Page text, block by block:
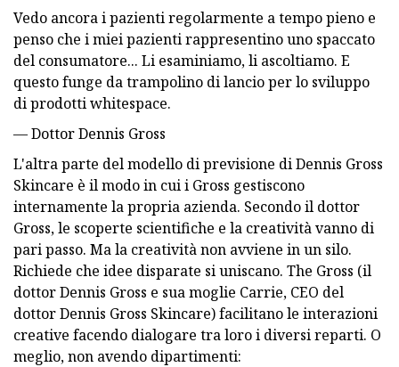
Vedo ancora i pazienti regolarmente a tempo pieno e
penso che i miei pazienti rappresentino uno spaccato
del consumatore... Li esaminiamo, li ascoltiamo. E
questo funge da trampolino di lancio per lo sviluppo
di prodotti whitespace.
— Dottor Dennis Gross
L'altra parte del modello di previsione di Dennis Gross
Skincare è il modo in cui i Gross gestiscono
internamente la propria azienda. Secondo il dottor
Gross, le scoperte scientifiche e la creatività vanno di
pari passo. Ma la creatività non avviene in un silo.
Richiede che idee disparate si uniscano. The Gross (il
dottor Dennis Gross e sua moglie Carrie, CEO del
dottor Dennis Gross Skincare) facilitano le interazioni
creative facendo dialogare tra loro i diversi reparti. O
meglio, non avendo dipartimenti: